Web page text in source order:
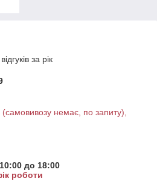
за рік
(самовивозу немає, по запиту),
до 18:00
роботи